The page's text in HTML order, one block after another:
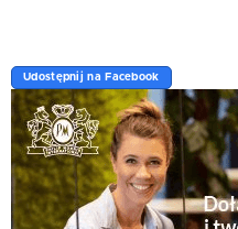
Udostępnij na Facebook